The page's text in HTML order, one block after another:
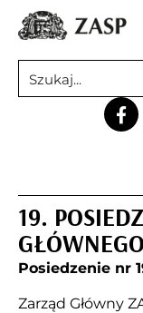
19.
Posiedzenie nr
Zarząd Główny